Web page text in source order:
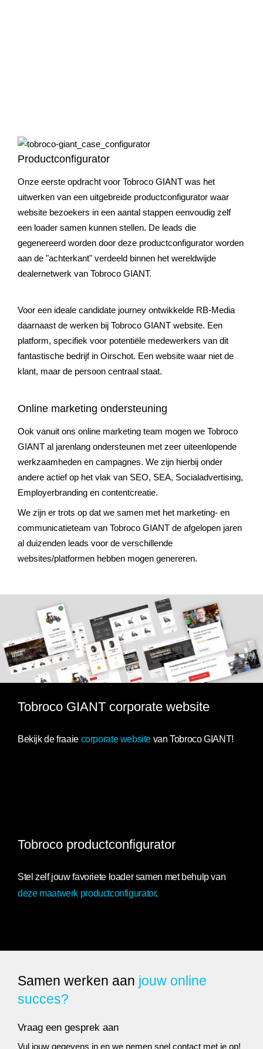
Productconfigurator
Onze eerste opdracht voor Tobroco GIANT was het
uitwerken van een uitgebreide productconfigurator waar
website bezoekers in een aantal stappen eenvoudig zelf
een loader samen kunnen stellen. De leads die
gegenereerd worden door deze productconfigurator worden
aan de "achterkant" verdeeld binnen het wereldwijde
dealernetwerk van Tobroco GIANT.
Voor een ideale candidate journey ontwikkelde RB-Media
daarnaast de werken bij Tobroco GIANT website. Een
platform, specifiek voor potentiële medewerkers van dit
fantastische bedrijf in Oirschot. Een website waar niet de
klant, maar de persoon centraal staat.
Online marketing ondersteuning
Ook vanuit ons online marketing team mogen we Tobroco
GIANT al jarenlang ondersteunen met zeer uiteenlopende
werkzaamheden en campagnes. We zijn hierbij onder
andere actief op het vlak van SEO, SEA, Socialadvertising,
Employerbranding en contentcreatie.
We zijn er trots op dat we samen met het marketing- en
communicatieteam van Tobroco GIANT de afgelopen jaren
al duizenden leads voor de verschillende
websites/platformen hebben mogen genereren.
Tobroco GIANT corporate website
Bekijk de fraaie corporate website van Tobroco GIANT!
Tobroco productconfigurator
Stel zelf jouw favoriete loader samen met behulp van
deze maatwerk productconfigurator.
Samen werken aan jouw online
succes?
Vraag een gesprek aan
Vul jouw gegevens in en we nemen snel contact met je op!